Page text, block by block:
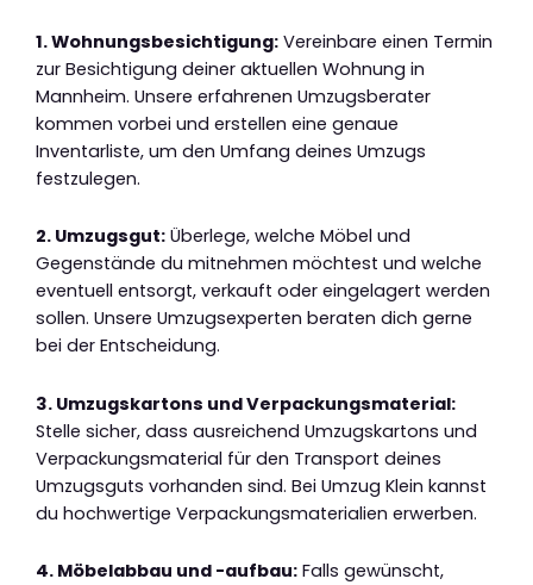
1. Wohnungsbesichtigung: Vereinbare einen Termin
zur Besichtigung deiner aktuellen Wohnung in
Mannheim. Unsere erfahrenen Umzugsberater
kommen vorbei und erstellen eine genaue
Inventarliste, um den Umfang deines Umzugs
festzulegen.
2. Umzugsgut: Überlege, welche Möbel und
Gegenstände du mitnehmen möchtest und welche
eventuell entsorgt, verkauft oder eingelagert werden
sollen. Unsere Umzugsexperten beraten dich gerne
bei der Entscheidung.
3. Umzugskartons und Verpackungsmaterial:
Stelle sicher, dass ausreichend Umzugskartons und
Verpackungsmaterial für den Transport deines
Umzugsguts vorhanden sind. Bei Umzug Klein kannst
du hochwertige Verpackungsmaterialien erwerben.
4. Möbelabbau und -aufbau: Falls gewünscht,